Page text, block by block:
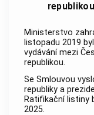
Ministerstvo
listopadu 2019
vydávání mezi
republikou.
Se Smlouvou
republiky a
Ratifikační listiny
2025.